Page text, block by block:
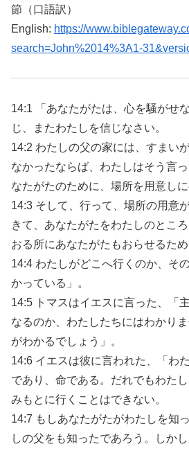
節（口語訳）
English: https://
search=John%2014%3A1-
14:1 「あなたがたは、心を騒がせ
じ、またわたしを信じなさい。
14:2 わたしの父の家には、すまい
なかったならば、わたしはそう言
なたがたのために、場所を用意しに
14:3 そして、行って、場所の用意
きて、あなたがたをわたしのとこ
おる所にあなたがたもおらせるため
14:4 わたしがどこへ行くのか、そ
かっている」。
14:5 トマスはイエスに言った、「
なるのか、わたしたちにはわかり
がわかるでしょう」。
14:6 イエスは彼に言われた、「わ
であり、命である。だれでもわた
みもとに行くことはできない。
14:7 もしあなたがたがわたしを知
しの父をも知ったであろう。しか